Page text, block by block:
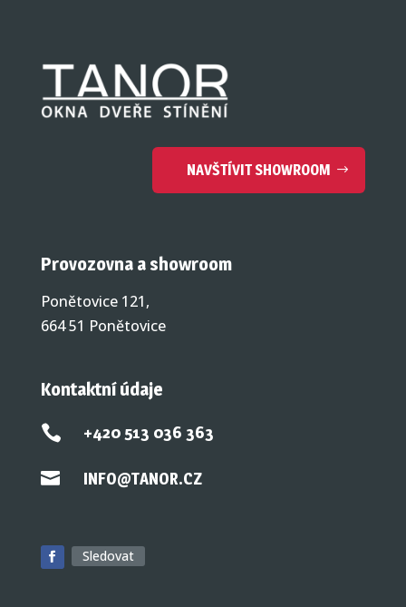
NAVŠTÍVIT SHOWROOM
Provozovna a showroom
Ponětovice 121,
664 51 Ponětovice
Kontaktní údaje
 +420 513 036 363
 INFO@TANOR.CZ
Sledovat